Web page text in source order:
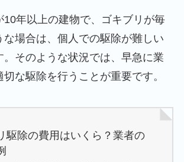
10年以上の建物で、ゴキブリが毎
な場合は、個人での駆除が難しい
。そのような状況では、早急に業
な駆除を行うことが重要です。
駆除の費用はいくら？業者の